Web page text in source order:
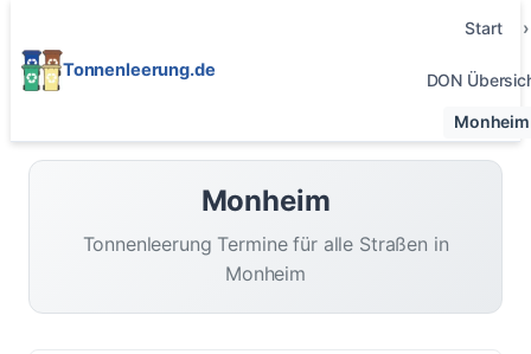
Tonnenleerung.de
Start
DON
Monheim
Monheim
Tonnenleerung Termine für alle Straßen in
Monheim